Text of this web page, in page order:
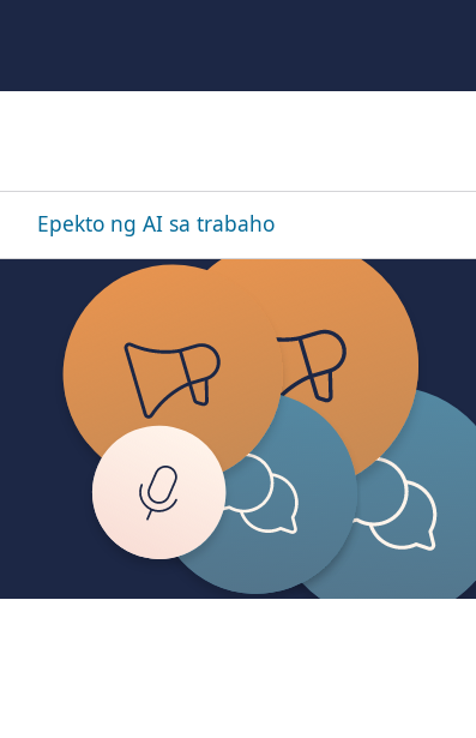
Epekto ng AI sa trabaho